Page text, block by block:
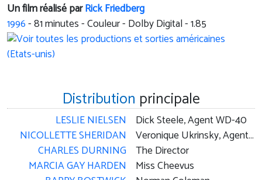
Un film réalisé parRick Friedberg
1996-81minutes - Couleur - Dolby Digital - 1.85
Distribution principale
LESLIE NIELSEN
NICOLLETTE SHERIDAN
CHARLES DURNING
MARCIA GAY HARDEN
Dick Steele, Agent WD-40
Veronique Ukrinsky, Agent 3.14
The Director
Miss Cheevus